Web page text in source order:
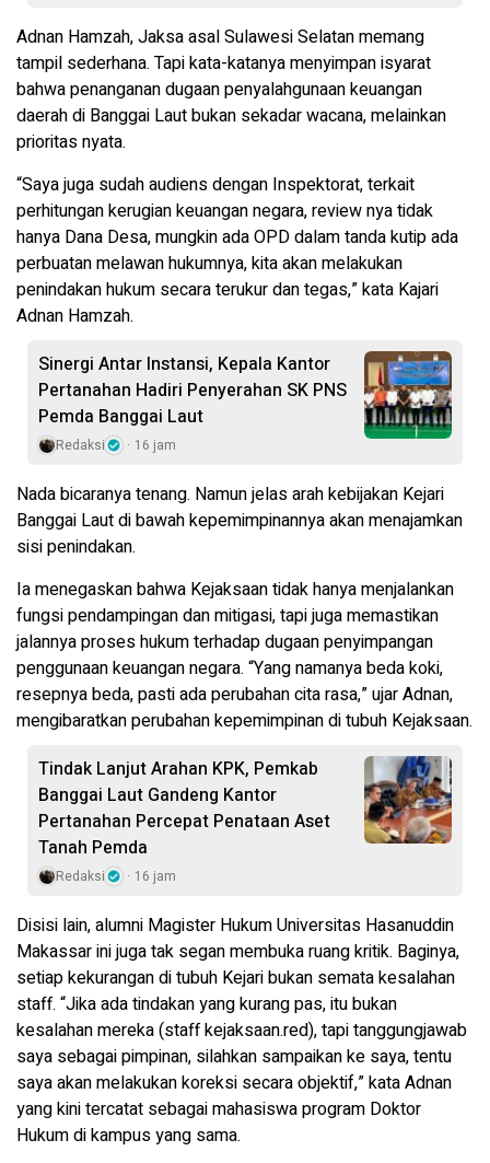
Adnan Hamzah, Jaksa asal Sulawesi Selatan memang
tampil sederhana. Tapi kata-katanya menyimpan isyarat
bahwa penanganan dugaan penyalahgunaan keuangan
daerah di Banggai Laut bukan sekadar wacana, melainkan
prioritas nyata.
“Saya juga sudah audiens dengan Inspektorat, terkait
perhitungan kerugian keuangan negara, review nya tidak
hanya Dana Desa, mungkin ada OPD dalam tanda kutip ada
perbuatan melawan hukumnya, kita akan melakukan
penindakan hukum secara terukur dan tegas,” kata Kajari
Adnan Hamzah.
Sinergi Antar Instansi, Kepala Kantor
Pertanahan Hadiri Penyerahan SK PNS
Pemda Banggai Laut
Redaksi 16 jam
Nada bicaranya tenang. Namun jelas arah kebijakan Kejari
Banggai Laut di bawah kepemimpinannya akan menajamkan
sisi penindakan.
Ia menegaskan bahwa Kejaksaan tidak hanya menjalankan
fungsi pendampingan dan mitigasi, tapi juga memastikan
jalannya proses hukum terhadap dugaan penyimpangan
penggunaan keuangan negara. “Yang namanya beda koki,
resepnya beda, pasti ada perubahan cita rasa,” ujar Adnan,
mengibaratkan perubahan kepemimpinan di tubuh Kejaksaan.
Tindak Lanjut Arahan KPK, Pemkab
Banggai Laut Gandeng Kantor
Pertanahan Percepat Penataan Aset
Tanah Pemda
Redaksi 16 jam
Disisi lain, alumni Magister Hukum Universitas Hasanuddin
Makassar ini juga tak segan membuka ruang kritik. Baginya,
setiap kekurangan di tubuh Kejari bukan semata kesalahan
staff. “Jika ada tindakan yang kurang pas, itu bukan
kesalahan mereka (staff kejaksaan.red), tapi tanggungjawab
saya sebagai pimpinan, silahkan sampaikan ke saya, tentu
saya akan melakukan koreksi secara objektif,” kata Adnan
yang kini tercatat sebagai mahasiswa program Doktor
Hukum di kampus yang sama.